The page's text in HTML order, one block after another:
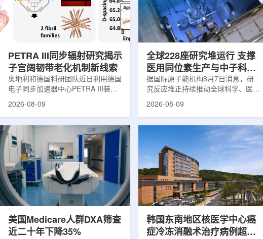
PETRA III同步辐射研究揭示
子宫阔韧带老化机制新线索
奥地利和德国科研团队近日利用德国
电子同步加速器中心PETRA III装
置，对支撑子宫的重要韧带——阔韧
学线索。相关研究成果发表于《生物
材料学报》。盆腔器官脱垂是女性健
康领域常见但机制仍不清晰的问题，
约40%的女性会受到影响，且多发生
在生命后半段。医学研究人员此前推
测，子宫周围韧带随年龄发生松弛，
可能是脱垂的重要原因之一。阔韧带
连接子宫与盆腔内壁，其强度和弹性
2026-08-09
全球228座研究堆运行 支撑
医用同位素生产与中子科学
创新
据国际原子能机构8月7日消息，研
究反应堆正持续推动全球科学、医疗
和工业领域创新。目前，全球54个
应堆不同于用于发电的核反应堆，主
要功能是产生中子，为医疗、工业、
农业、地质科学、法医学及核科学研
究提供支撑。从上方拍摄的研究堆水
池。(图片：国际原子能机构)在医疗
领域，研究堆是医用放射性同位素的
重要来源。其中，锝-99m被广泛用
于癌症以及心脏、脑部和骨骼疾病诊
2026-08-09
美国Medicare人群DXA筛查
近二十年下降35%
韩国东南地区核医学中心癌
症冷冻消融术治疗病例超过